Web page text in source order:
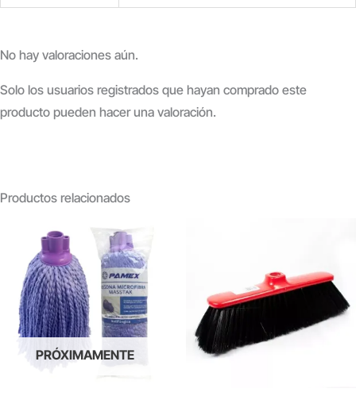
No hay valoraciones aún.
Solo los usuarios registrados que hayan comprado este
producto pueden hacer una valoración.
Productos relacionados
PRÓXIMAMENTE